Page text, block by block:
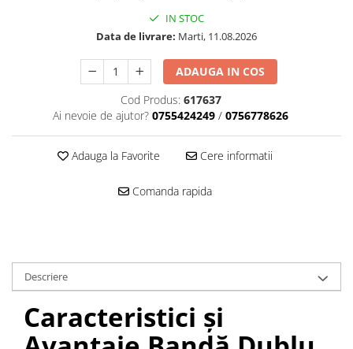
Garnituri Adezive Uși Ferestre
Șuruburi Gips Carton
Piese pentru CD si UA
Benzi Gips Carton
Dibluri Gips Carton
Profile Gips Carton
Adezivi Acoperiri Elastice și Textile
Adezivi Parchet și Lemn
Colțare Protecție
IN STOC
Data de livrare: Marti, 11.08.2026
ADAUGA IN COS
Cod Produs: 617637
Ai nevoie de ajutor? 0755424249 / 0756778626
Adauga la Favorite Cere informatii
Comanda rapida
Descriere
Caracteristici și